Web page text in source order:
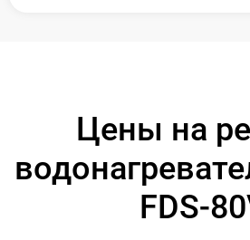
Цены на
FDS-